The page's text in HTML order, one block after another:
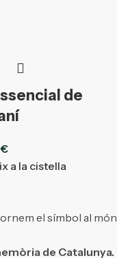
de
€
a la cistella
el símbol al món
de Catalunya.